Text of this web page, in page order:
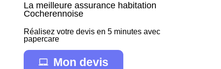
La meilleure assurance habitation
Cocherennoise
Réalisez votre devis en 5 minutes avec
papercare
Mon devis